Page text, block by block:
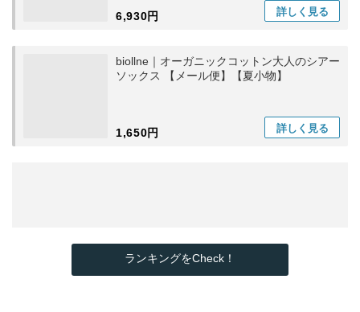
6,930円 詳しく 見る
biollne｜オーガニックコットン大人のシアー
ソックス 【メール便】【夏小物】
1,650円 詳しく 見る
ランキングをCheck！